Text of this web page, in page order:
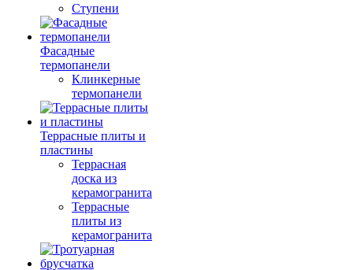
Ступени
Фасадные
термопанели
Клинкерные
термопанели
Террасные плиты и
пластины
Террасная
доска из
керамогранита
Террасные
плиты из
керамогранита